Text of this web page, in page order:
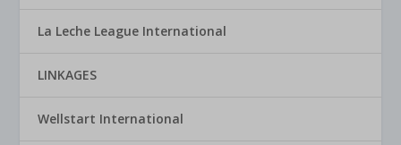
La Leche League International
LINKAGES
Wellstart International